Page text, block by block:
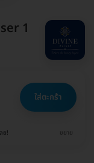
1
ใส่ตะกร้า
ย! ขยาย